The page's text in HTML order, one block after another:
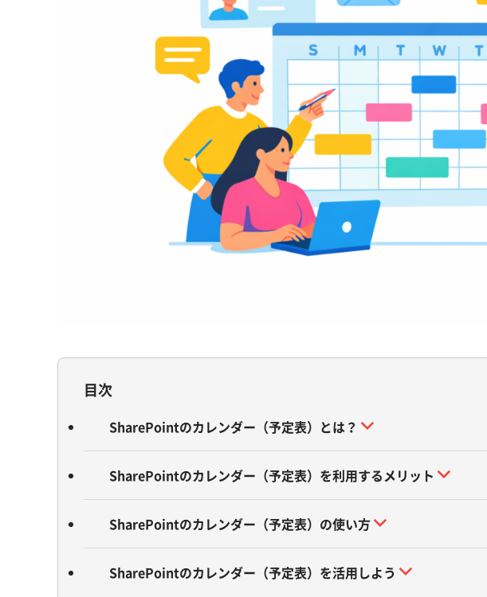
目次
SharePointのカレンダー（予定表）とは？
SharePointのカレンダー（予定表）を利用するメリット
SharePointのカレンダー（予定表）の使い方
SharePointのカレンダー（予定表）を活用しよう